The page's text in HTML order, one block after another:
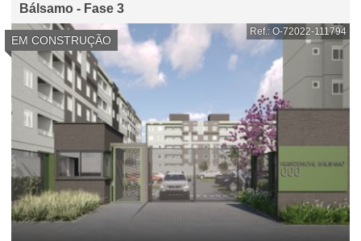
Bálsamo - Fase 3
EM CONSTRUÇÃO
Ref.: O-72022-111794